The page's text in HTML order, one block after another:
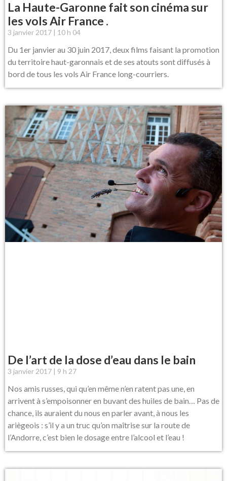
La Haute-Garonne fait son cinéma sur
les vols Air France .
3 janvier 2017 10 h 04
Du 1er janvier au 30 juin 2017, deux films faisant la promotion
du territoire haut-garonnais et de ses atouts sont diffusés à
bord de tous les vols Air France long-courriers.
De l’art de la dose d’eau dans le bain
3 janvier 2017 9 h 27
Nos amis russes, qui qu’en même n’en ratent pas une, en
arrivent à s’empoisonner en buvant des huiles de bain… Pas de
chance, ils auraient du nous en parler avant, à nous les
ariègeois : s’il y a un truc qu’on maîtrise sur la route de
l’Andorre, c’est bien le dosage entre l’alcool et l’eau !